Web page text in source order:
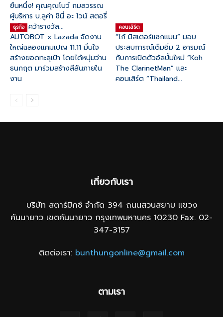
ยืนหนึ่ง! คุณคุณโบว์ กมลวรรณ
ผู้บริหาร บ.ลูค่า ชินี่ อะ ไวน์ สตอรี่
ภูเก็ต คว้ารางวัล...
ธุรกิจ
AUTOBOT x Lazada จัดงาน
ใหญ่ฉลองแคมเปญ 11.11 มั่นใจ
สร้างยอดทะลุเป้า โดยได้หนุ่มว่าน
ธนกฤต มาร่วมสร้างสีสันภายใน
งาน
คอนเสิร์ต
“โก้ มิสเตอร์แซกแมน” มอบ
ประสบการณ์เต็มอิ่ม 2 อารมณ์
กับการเปิดตัวอัลบั้มใหม่ “Koh
The ClarinetMan” และ
คอนเสิร์ต “Thailand...
เกี่ยวกับเรา
บริษัท สตาร์มิกซ์ จำกัด 394 ถนนสวนสยาม แขวง
คันนายาว เขตคันนายาว กรุงเทพมหานคร 10230 Fax. 02-
347-3157
ติดต่อเรา: bunthungonline@gmail.com
ตามเรา